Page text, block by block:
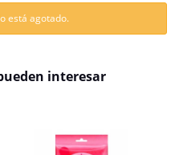
está agotado.
interesar